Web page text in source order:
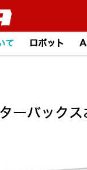
て ロボット AI
ーバック